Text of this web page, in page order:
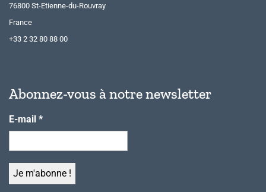
76800 St-Etienne-du-Rouvray
France
+33 2 32 80 88 00
Abonnez-vous à notre newsletter
E-mail *